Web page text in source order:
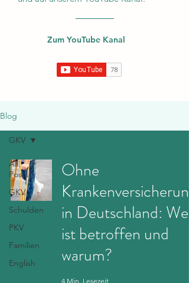
Zum YouTube Kanal
Blog
All
Posts
GKV
Schulden
PKV
Familien
English
GKV
Ohne
Krankenversicherung
in Deutschland: Wer
ist betroffen und
warum?
4 Min. Lesezeit